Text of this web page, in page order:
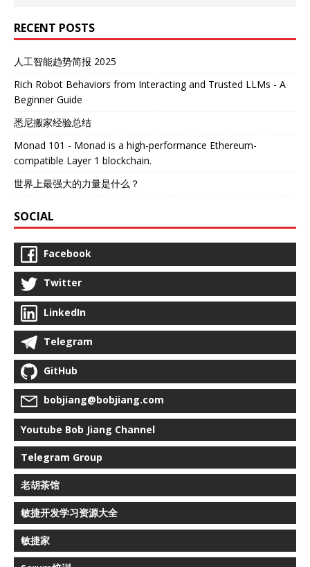
RECENT POSTS
人工智能趋势简报 2025
Rich Robot Behaviors from Interacting and Trusted LLMs - A
Beginner Guide
悉尼搬家经验总结
Monad 101 - Monad is a high-performance Ethereum-
compatible Layer 1 blockchain.
世界上最强大的力量是什么？
SOCIAL
Facebook
Twitter
LinkedIn
Telegram
GitHub
bobjiang@bobjiang.com
Youtube Bob Jiang Channel
Telegram Group
老胡茶馆
敏捷开发学习资源大全
敏捷家